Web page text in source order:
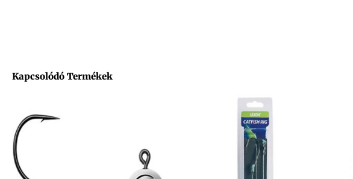
Kapcsolódó Termékek